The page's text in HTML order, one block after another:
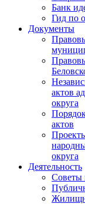
Банк
Гид по
Документы
актов
округа
актов
округа
Деятельность
Советы